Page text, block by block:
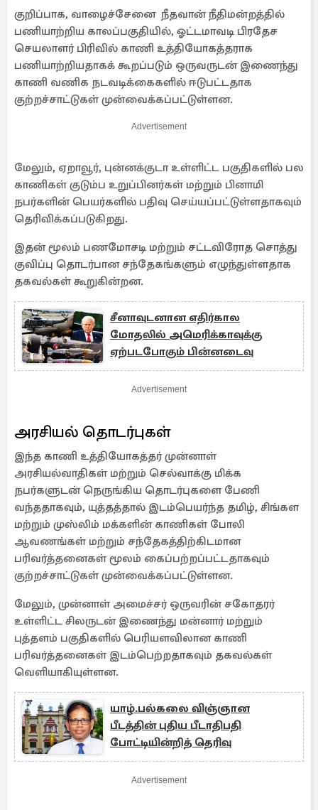
குறிப்பாக, வாழைச்சேனை நீதவான் நீதிமன்றத்தில்
பணியாற்றிய காலப்பகுதியில், ஓட்டமாவடி பிரதேச
செயலாளர் பிரிவில் காணி உத்தியோகத்தராக
பணியாற்றியதாகக் கூறப்படும் ஒருவருடன் இணைந்து
காணி வணிக நடவடிக்கைகளில் ஈடுபட்டதாக
குற்றச்சாட்டுகள் முன்வைக்கப்பட்டுள்ளன.
Advertisement
மேலும், ஏறாவூர், புன்னக்குடா உள்ளிட்ட பகுதிகளில் பல
காணிகள் குடும்ப உறுப்பினர்கள் மற்றும் பினாமி
நபர்களின் பெயர்களில் பதிவு செய்யப்பட்டுள்ளதாகவும்
தெரிவிக்கப்படுகிறது.
இதன் மூலம் பணமோசடி மற்றும் சட்டவிரோத சொத்து
குவிப்பு தொடர்பான சந்தேகங்களும் எழுந்துள்ளதாக
தகவல்கள் கூறுகின்றன.
சீனாவுடனான எதிர்கால
மோதலில் அமெரிக்காவுக்கு
ஏற்படபோகும் பின்னடைவு
Advertisement
அரசியல் தொடர்புகள்
இந்த காணி உத்தியோகத்தர் முன்னாள்
அரசியல்வாதிகள் மற்றும் செல்வாக்கு மிக்க
நபர்களுடன் நெருங்கிய தொடர்புகளை பேணி
வந்ததாகவும், யுத்தத்தால் இடம்பெயர்ந்த தமிழ், சிங்கள
மற்றும் முஸ்லிம் மக்களின் காணிகள் போலி
ஆவணங்கள் மற்றும் சந்தேகத்திற்கிடமான
பரிவர்த்தனைகள் மூலம் கைப்பற்றப்பட்டதாகவும்
குற்றச்சாட்டுகள் முன்வைக்கப்பட்டுள்ளன.
மேலும், முன்னாள் அமைச்சர் ஒருவரின் சகோதரர்
உள்ளிட்ட சிலருடன் இணைந்து மன்னார் மற்றும்
புத்தளம் பகுதிகளில் பெரியளவிலான காணி
பரிவர்த்தனைகள் இடம்பெற்றதாகவும் தகவல்கள்
வெளியாகியுள்ளன.
யாழ்.பல்கலை விஞ்ஞான
பீடத்தின் புதிய பீடாதிபதி
போட்டியின்றித் தெரிவு
Advertisement